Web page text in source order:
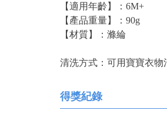
【適用年齡】：6M+
【產品重量】：90g
【材質】：滌綸
清洗方式：可用寶寶衣物
得獎紀錄